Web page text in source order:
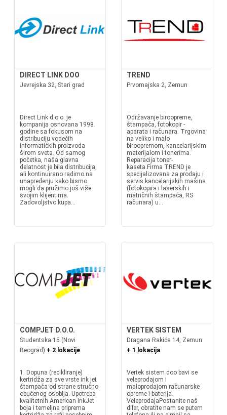
DIRECT LINK DOO
Jevrejska 32, Stari grad
Direct Link d.o.o. je
kompanija osnovana 1998.
godine sa fokusom na
distribuciju vodećih
informatičkih proizvoda
širom sveta. Od samog
početka, naša glavna
delatnost je bila distribucija,
ali kontinuirano radimo na
unapređenju kako bismo
mogli da pružimo još više
svojim klijentima.
Zadovoljstvo kupa...
TREND
Prvomajska 2, Zemun
Održavanje biroopreme,
štampača, fotokopir -
aparata i računara. Trgovina
na veliko i malo
biroopremom, kancelarijskim
materijalom i tonerima.
Reparacija toner-
kaseta.Firma TREND je
specijalizovana za prodaju i
servis kancelarijskih mašina
(fotokopira i laserskih i
matričnih štampača, RS
računara) u...
COMPJET D.O.O.
Studentska 15 (Novi
Beograd) + 2 lokacije
1. Dopuna (recikliranje)
kertridža za sve vrste ink jet
štampača od strane stručno
obučenog osoblja. Upotreba
kvalitetnih American InkJet
boja i temeljna priprema
VERTEK SISTEM
Dragana Rakića 14, Zemun
+ 1 lokacija
Vertek sistem doo bavi se
veleprodajom i
maloprodajom računarske
opreme i baterija.
VeleprodajaPostanite naš
diler, obratite nam se putem